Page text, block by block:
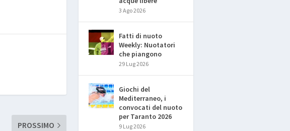
PROSSIMO
3 Ago 2026
Fatti di nuoto
Weekly: Nuotatori
che piangono
29 Lug 2026
Giochi del
Mediterraneo, i
convocati del nuoto
per Taranto 2026
9 Lug 2026